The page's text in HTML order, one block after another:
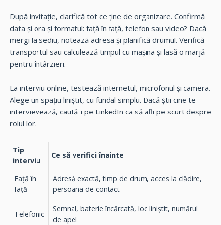
După invitație, clarifică tot ce ține de organizare. Confirmă
data și ora și formatul: față în față, telefon sau video? Dacă
mergi la sediu, notează adresa și planifică drumul. Verifică
transportul sau calculează timpul cu mașina și lasă o marjă
pentru întârzieri.
La interviu online, testează internetul, microfonul și camera.
Alege un spațiu liniștit, cu fundal simplu. Dacă știi cine te
intervievează, caută-i pe LinkedIn ca să afli pe scurt despre
rolul lor.
Tip
interviu
Ce să verifici înainte
Față în
față
Adresă exactă, timp de drum, acces la clădire,
persoana de contact
Telefonic
Semnal, baterie încărcată, loc liniștit, numărul
de apel